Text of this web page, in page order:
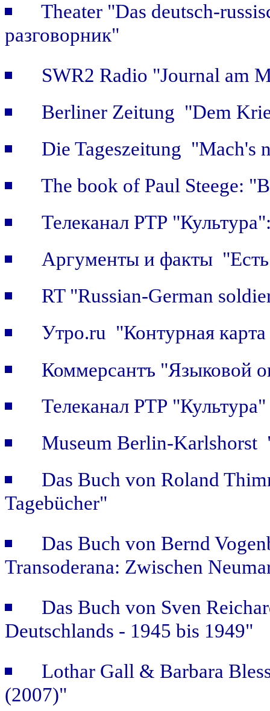
Theater "Das deutsch-
разговорник"
SWR2 Radio "Journal am
Berliner Zeitung "Dem
Die Tageszeitung "Mach's
The book of Paul Steege:
Телеканал РТР
Аргументы и факты
RT "Russian-German
Утро.ru "Контурная
Коммерсантъ "Языковой
Телеканал РТР
Museum Berlin-Karlshorst
Das Buch von Roland
Tagebücher"
Das Buch von Bernd
Transoderana: Zwischen
Das Buch von Sven
Deutschlands - 1945 bis 1949"
Lothar Gall & Barbara
(2007)"